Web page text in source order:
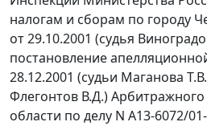
налогам и сборам по городу
от 29.10.2001 (судья
постановление
28.12.2001 (судьи Маганова
Флегонтов В.Д.) Арбитражного
области по делу N А13-6072/